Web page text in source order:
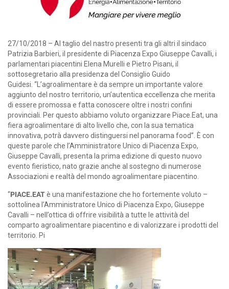
27/10/2018 – Al taglio del nastro presenti tra gli altri il sindaco
Patrizia Barbieri, il presidente di Piacenza Expo Giuseppe Cavalli, i
parlamentari piacentini Elena Murelli e Pietro Pisani, il
sottosegretario alla presidenza del Consiglio Guido
Guidesi. “L’agroalimentare è da sempre un importante valore
aggiunto del nostro territorio, un’autentica eccellenza che merita
di essere promossa e fatta conoscere oltre i nostri confini
provinciali. Per questo abbiamo voluto organizzare Piace.Eat, una
fiera agroalimentare di alto livello che, con la sua tematica
innovativa, potrà davvero distinguersi nel panorama food”. È con
queste parole che l’Amministratore Unico di Piacenza Expo,
Giuseppe Cavalli, presenta la prima edizione di questo nuovo
evento fieristico, nato grazie anche al sostegno di numerose
Associazioni e realtà del mondo agroalimentare piacentino.
“PIACE.EATè una manifestazione che ho fortemente voluto –
sottolinea l’Amministratore Unico di Piacenza Expo, Giuseppe
Cavalli – nell’ottica di offrire visibilità a tutte le attività del
comparto agroalimentare piacentino e di valorizzare i prodotti del
territorio. Pi